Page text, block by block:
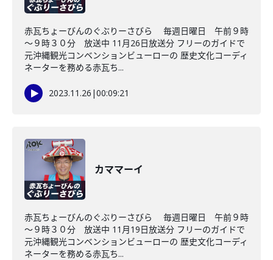
赤瓦ちょーびんのぐぶりーさびら 毎週日曜日 午前９時
～９時３０分 放送中 11月26日放送分 フリーのガイドで
元沖縄観光コンベンションビューローの 歴史文化コーディ
ネーターを務める赤瓦ち...
2023.11.26 |00:09:21
カママーイ
赤瓦ちょーびんのぐぶりーさびら 毎週日曜日 午前９時
～９時３０分 放送中 11月19日放送分 フリーのガイドで
元沖縄観光コンベンションビューローの 歴史文化コーディ
ネーターを務める赤瓦ち...